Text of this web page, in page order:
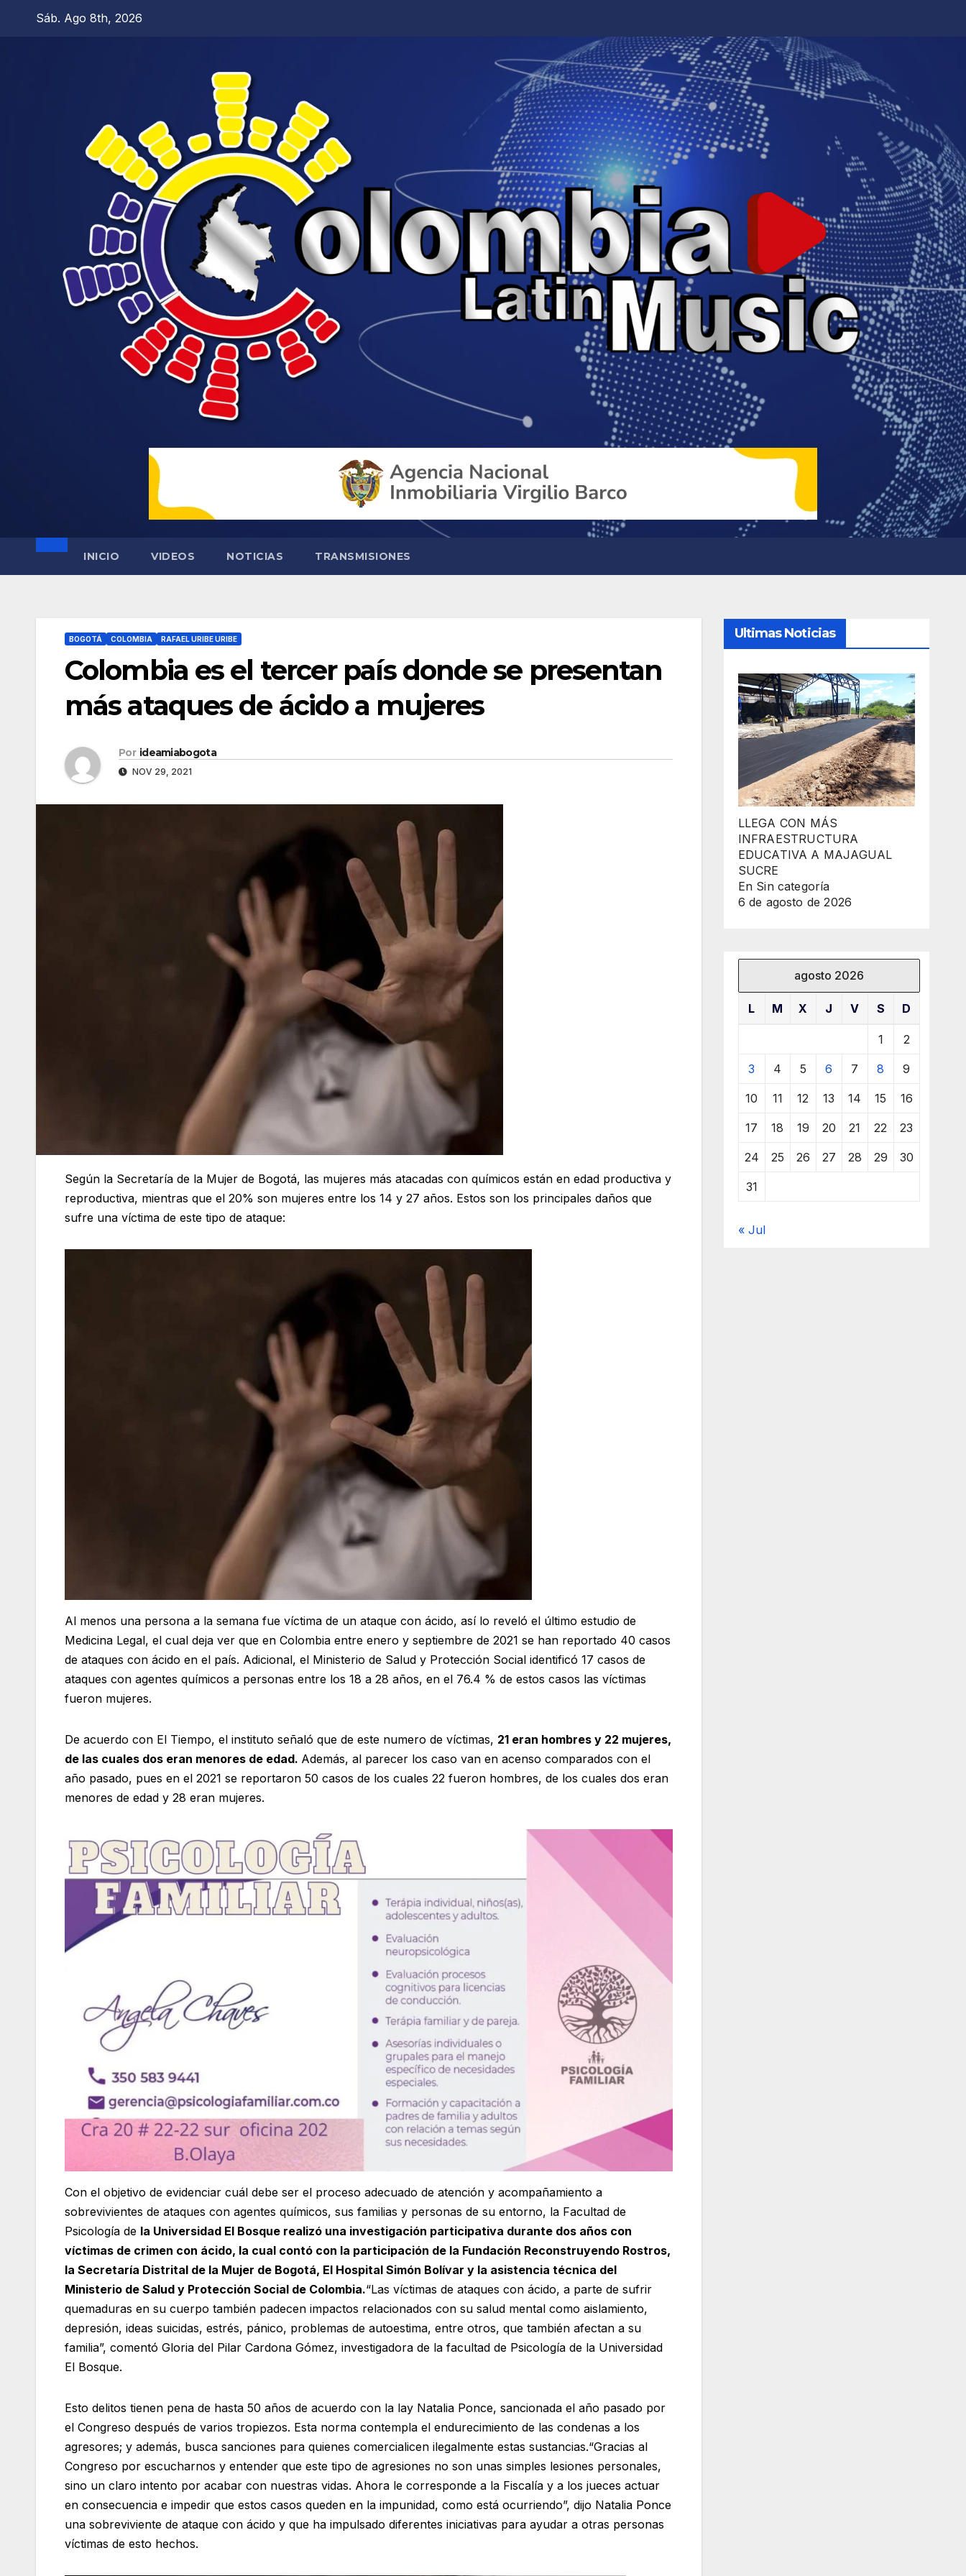
Sáb. Ago 8th, 2026
INICIO VIDEOS NOTICIAS TRANSMISIONES
BOGOTÁ COLOMBIA RAFAEL URIBE URIBE
Colombia es el tercer país donde se presentan
más ataques de ácido a mujeres
Por ideamiabogota
NOV 29, 2021
Según la Secretaría de la Mujer de Bogotá, las mujeres más atacadas con químicos están en edad productiva y
reproductiva, mientras que el 20% son mujeres entre los 14 y 27 años. Estos son los principales daños que
sufre una víctima de este tipo de ataque:
Al menos una persona a la semana fue víctima de un ataque con ácido, así lo reveló el último estudio de
Medicina Legal, el cual deja ver que en Colombia entre enero y septiembre de 2021 se han reportado 40 casos
de ataques con ácido en el país. Adicional, el Ministerio de Salud y Protección Social identificó 17 casos de
ataques con agentes químicos a personas entre los 18 a 28 años, en el 76.4 % de estos casos las víctimas
fueron mujeres.
De acuerdo con El Tiempo, el instituto señaló que de este numero de víctimas, 21 eran hombres y 22 mujeres,
de las cuales dos eran menores de edad. Además, al parecer los caso van en acenso comparados con el
año pasado, pues en el 2021 se reportaron 50 casos de los cuales 22 fueron hombres, de los cuales dos eran
menores de edad y 28 eran mujeres.
Con el objetivo de evidenciar cuál debe ser el proceso adecuado de atención y acompañamiento a
sobrevivientes de ataques con agentes químicos, sus familias y personas de su entorno, la Facultad de
Psicología de la Universidad El Bosque realizó una investigación participativa durante dos años con
víctimas de crimen con ácido, la cual contó con la participación de la Fundación Reconstruyendo Rostros,
la Secretaría Distrital de la Mujer de Bogotá, El Hospital Simón Bolívar y la asistencia técnica del
Ministerio de Salud y Protección Social de Colombia.“Las víctimas de ataques con ácido, a parte de sufrir
quemaduras en su cuerpo también padecen impactos relacionados con su salud mental como aislamiento,
depresión, ideas suicidas, estrés, pánico, problemas de autoestima, entre otros, que también afectan a su
familia”, comentó Gloria del Pilar Cardona Gómez, investigadora de la facultad de Psicología de la Universidad
El Bosque.
Esto delitos tienen pena de hasta 50 años de acuerdo con la lay Natalia Ponce, sancionada el año pasado por
el Congreso después de varios tropiezos. Esta norma contempla el endurecimiento de las condenas a los
agresores; y además, busca sanciones para quienes comercialicen ilegalmente estas sustancias.“Gracias al
Congreso por escucharnos y entender que este tipo de agresiones no son unas simples lesiones personales,
sino un claro intento por acabar con nuestras vidas. Ahora le corresponde a la Fiscalía y a los jueces actuar
en consecuencia e impedir que estos casos queden en la impunidad, como está ocurriendo”, dijo Natalia Ponce
una sobreviviente de ataque con ácido y que ha impulsado diferentes iniciativas para ayudar a otras personas
víctimas de esto hechos.
Ultimas Noticias
LLEGA CON MÁS
INFRAESTRUCTURA
EDUCATIVA A MAJAGUAL
SUCRE
En Sin categoría
6 de agosto de 2026
agosto 2026
L M X J V S D
1 2
3 4 5 6 7 8 9
10 11 12 13 14 15 16
17 18 19 20 21 22 23
24 25 26 27 28 29 30
31
« Jul